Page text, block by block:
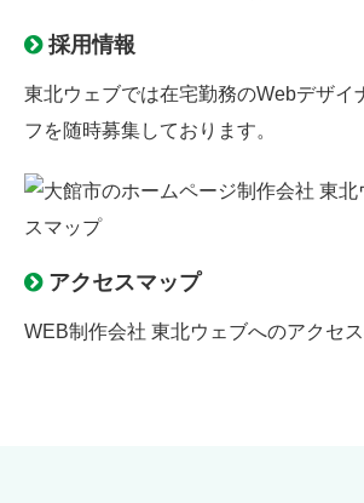
採用情報
東北ウェブでは在宅勤務のWebデザイ
フを随時募集しております。
アクセスマップ
WEB制作会社 東北ウェブへのアクセス